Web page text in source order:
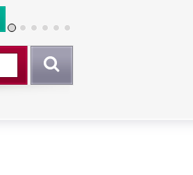
Vyhledat